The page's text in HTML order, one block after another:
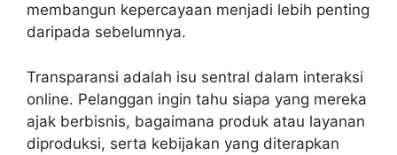
membangun kepercayaan menjadi lebih penting
daripada sebelumnya.
Transparansi adalah isu sentral dalam interaksi
online. Pelanggan ingin tahu siapa yang mereka
ajak berbisnis, bagaimana produk atau layanan
diproduksi, serta kebijakan yang diterapkan